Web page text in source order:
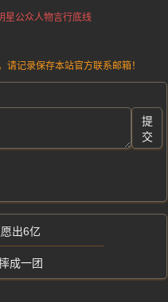
星公众人物言行底线
记录保存本站官方联系邮箱！
提
交
出6亿
成一团